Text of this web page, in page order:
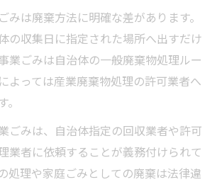
みは廃棄方法に明確な差があります。
の収集日に指定された場所へ出すだけ
業ごみは自治体の一般廃棄物処理ルー
よっては産業廃棄物処理の許可業者へ
ごみは、自治体指定の回収業者や許可
業者に依頼することが義務付けられて
処理や家庭ごみとしての廃棄は法律違